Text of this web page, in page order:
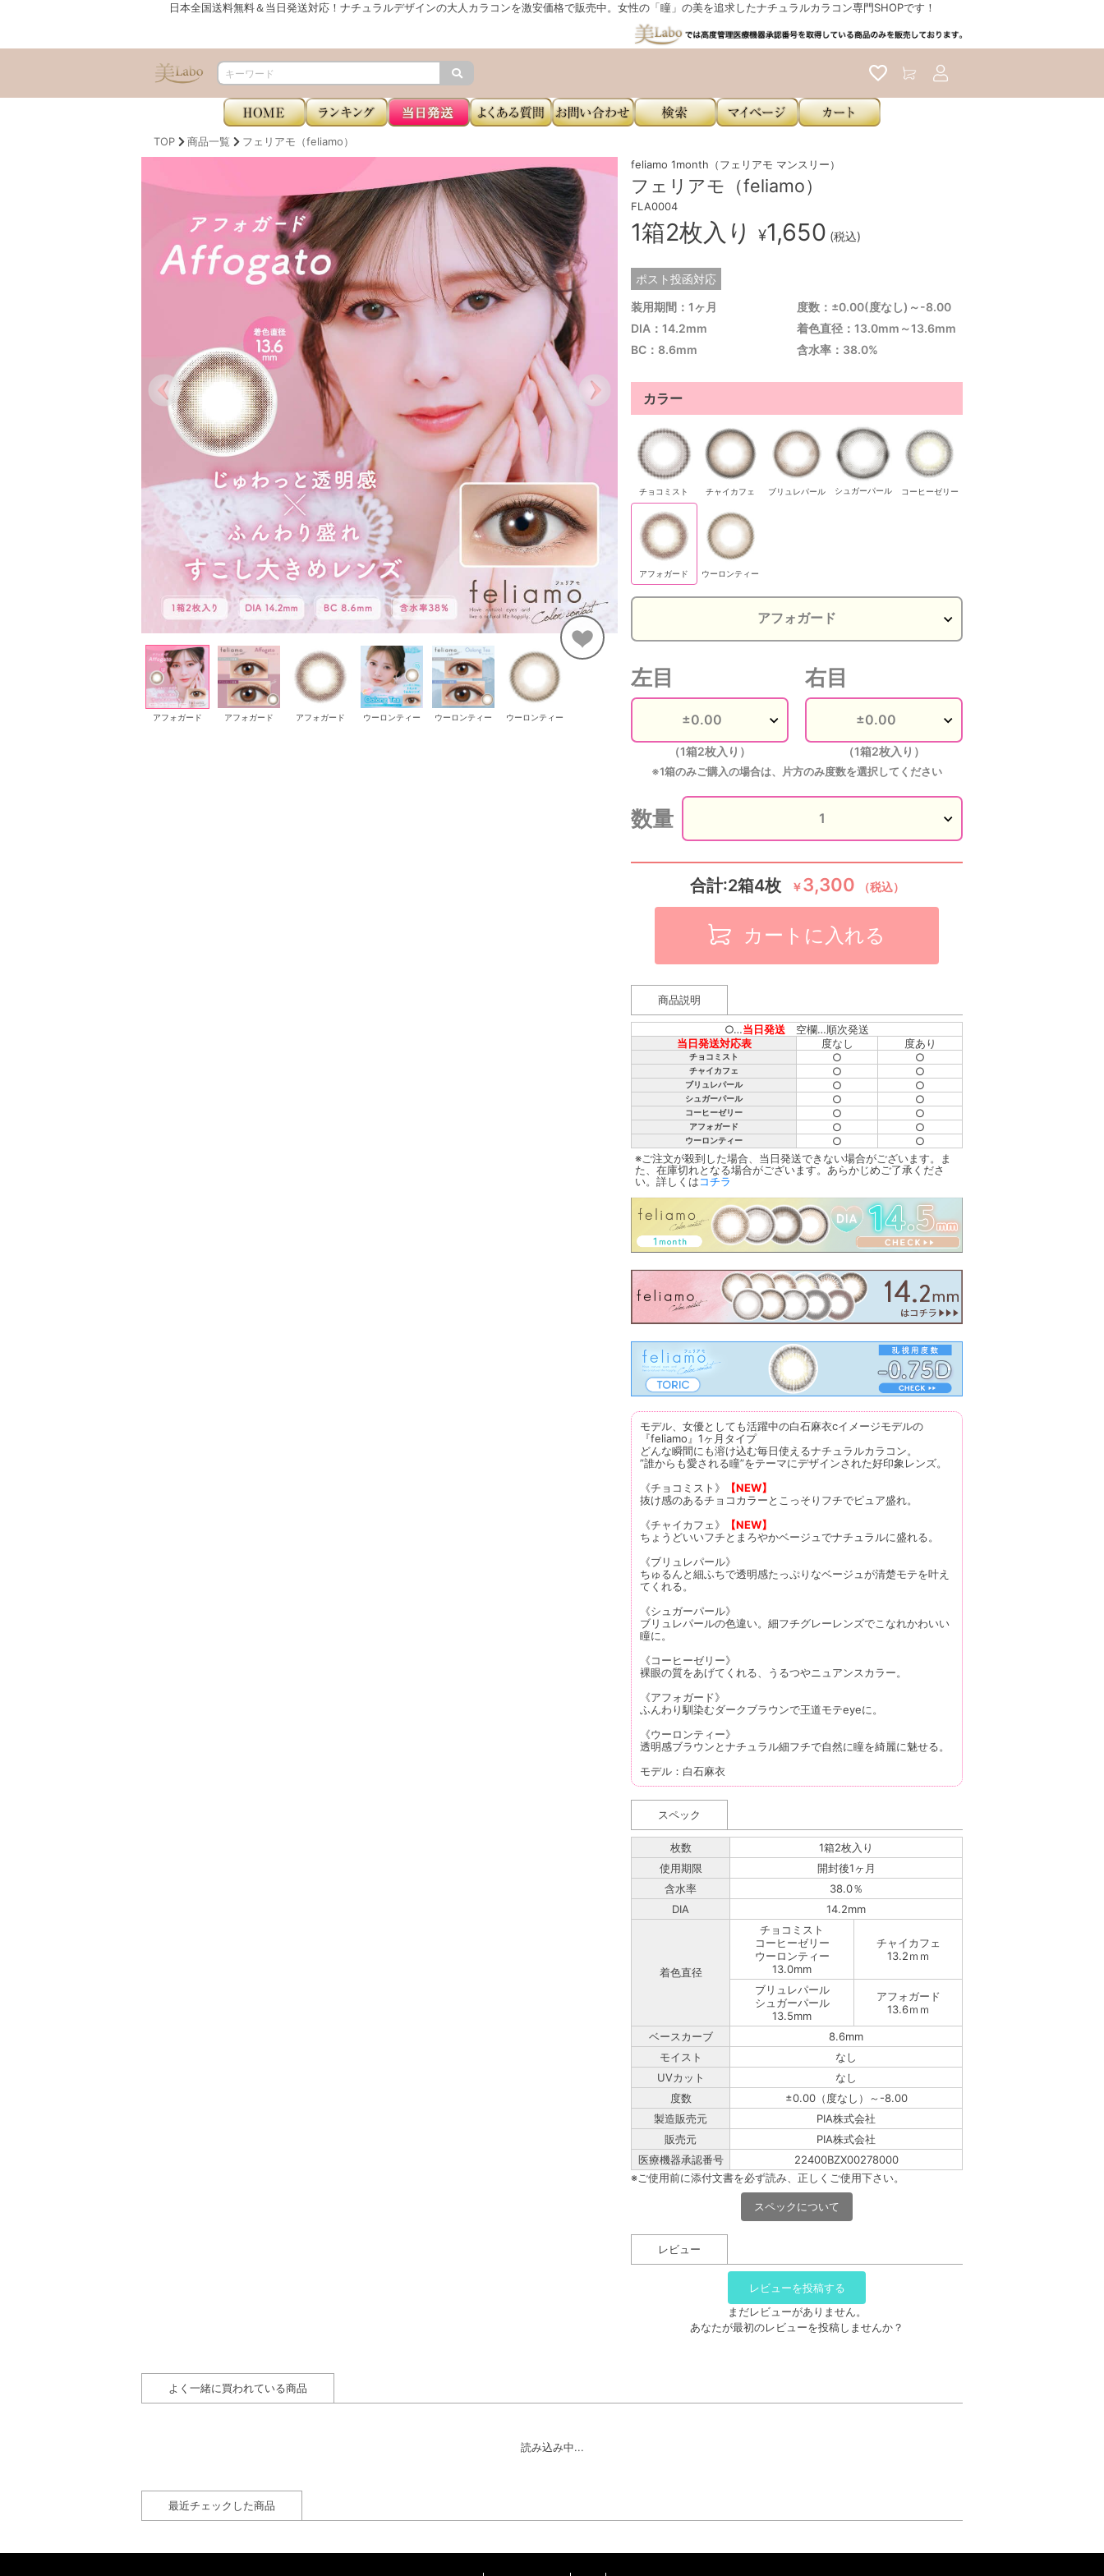
日本全国送料無料＆当日発送対応！ナチュラルデザインの大人カラコンを激安価格で販売中。女性の「瞳」の美を追求したナチュラルカラコン専門SHOPです！
TOP 商品一覧 フェリアモ（feliamo）
アフォガード アフォガード アフォガード ウーロンティー ウーロンティー ウーロンティー
feliamo 1month（フェリアモ マンスリー）
フェリアモ（feliamo）
FLA0004
1箱2枚入り ¥1,650 (税込)
ポスト投函対応
装用期間：1ヶ月
度数：±0.00(度なし)～-8.00
DIA：14.2mm
着色直径：13.0mm～13.6mm
BC：8.6mm
含水率：38.0%
カラー
チョコミスト チャイカフェ ブリュレパール シュガーパール コーヒーゼリー
アフォガード ウーロンティー
左目
（1箱2枚入り）
右目
（1箱2枚入り）
※1箱のみご購入の場合は、片方のみ度数を選択してください
数量
合計:2箱4枚 ￥3,300 （税込）
カートに入れる
商品説明
○…当日発送 空欄…順次発送
当日発送対応表
度なし 度あり
チョコミスト ○ ○
チャイカフェ ○ ○
ブリュレパール ○ ○
シュガーパール ○ ○
コーヒーゼリー ○ ○
アフォガード ○ ○
ウーロンティー ○
○
※ご注文が殺到した場合、当日発送できない場合がございます。ま
た、在庫切れとなる場合がございます。あらかじめご了承くださ
い。詳しくはコチラ
モデル、女優としても活躍中の白石麻衣cイメージモデルの
『feliamo』1ヶ月タイプ
どんな瞬間にも溶け込む毎日使えるナチュラルカラコン。
”誰からも愛される瞳”をテーマにデザインされた好印象レンズ。
《チョコミスト》
【NEW】
抜け感のあるチョコカラーとこっそりフチでピュア盛れ。
《チャイカフェ》
【NEW】
ちょうどいいフチとまろやかベージュでナチュラルに盛れる。
《ブリュレパール》
ちゅるんと細ふちで透明感たっぷりなベージュが清楚モテを叶え
てくれる。
《シュガーパール》
ブリュレパールの色違い。細フチグレーレンズでこなれかわいい
瞳に。
《コーヒーゼリー》
裸眼の質をあげてくれる、うるつやニュアンスカラー。
《アフォガード》
ふんわり馴染むダークブラウンで王道モテeyeに。
《ウーロンティー》
透明感ブラウンとナチュラル細フチで自然に瞳を綺麗に魅せる。
モデル：白石麻衣
スペック
枚数
1箱2枚入り
使用期限
開封後1ヶ月
含水率
38.0％
DIA
14.2mm
着色直径
チョコミスト
コーヒーゼリー
ウーロンティー
13.0mm
チャイカフェ
13.2ｍｍ
ブリュレパール
シュガーパール
13.5mm
アフォガード
13.6ｍｍ
ベースカーブ
8.6mm
モイスト
なし
UVカット
なし
度数
±0.00（度なし）～-8.00
製造販売元
PIA株式会社
販売元
PIA株式会社
医療機器承認番号
22400BZX00278000
※ご使用前に添付文書を必ず読み、正しくご使用下さい。
スペックについて
レビュー
レビューを投稿する
まだレビューがありません。
あなたが最初のレビューを投稿しませんか？
よく一緒に買われている商品
読み込み中...
最近チェックした商品